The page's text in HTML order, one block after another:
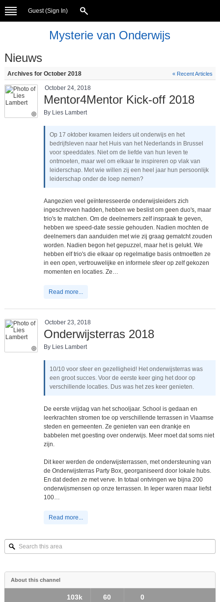
Guest (Sign In)
Mysterie van Onderwijs
Nieuws
Archives for October 2018 « Recent Articles
October 24, 2018
Mentor4Mentor Kick-off 2018
By Lies Lambert
Op 17 oktober kwamen leiders uit onderwijs en het
bedrijfsleven naar het Huis van het Nederlands in Brussel
voor speeddates. Niet om de liefde van hun leven te
ontmoeten, maar wel om elkaar te inspireren op vlak van
leiderschap. Met wie willen zij een heel jaar hun persoonlijk
leiderschap onder de loep nemen?
Aangezien veel geïnteresseerde onderwijsleiders zich
ingeschreven hadden, hebben we beslist om geen duo's, maar
trio's te matchen. Om de deelnemers zelf inspraak te geven,
hebben we speed-date sessie gehouden. Nadien mochten de
deelnemers dan aanduiden met wie zij graag gematcht zouden
worden. Nadien begon het gepuzzel, maar het is gelukt. We
hebben elf trio's die elkaar op regelmatige basis ontmoetten ze
in een open, vertrouwelijke en informele sfeer op zelf gekozen
momenten en locaties. Ze…
Read more...
October 23, 2018
Onderwijsterras 2018
By Lies Lambert
10/10 voor sfeer en gezelligheid! Het onderwijsterras was
een groot succes. Voor de eerste keer ging het door op
verschillende locaties. Dus was het zes keer genieten.
De eerste vrijdag van het schooljaar. School is gedaan en
leerkrachten stromen toe op verschillende terrassen in Vlaamse
steden en gemeenten. Ze genieten van een drankje en
babbelen met goesting over onderwijs. Meer moet dat soms niet
zijn.
Dit keer werden de onderwijsterrassen, met ondersteuning van
de Onderwijsterras Party Box, georganiseerd door lokale hubs.
En dat deden ze met verve. In totaal ontvingen we bijna 200
onderwijsmensen op onze terrassen. In Ieper waren maar liefst
100…
Read more...
Search
this
About this channel
103k 60 0